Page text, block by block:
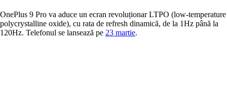
OnePlus 9 Pro va aduce un ecran revoluționar LTPO (low-temperature
polycrystalline oxide), cu rata de refresh dinamică, de la 1Hz până la
120Hz. Telefonul se lansează pe 23 martie.